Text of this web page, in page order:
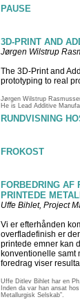
PAUSE
3D-PRINT AND
Jørgen Wilstrup
The 3D-Print and
prototyping to real
Jørgen Wilstrup
He is Lead Additive
RUNDVISNING
FROKOST
FORBEDRING AF
PRINTEDE
Uffe Bihlet, Project
Vi er efterhånden
overfladefinish er
printede emner kan
konventionelle samt
foredrag viser
Uffe Ditlev Bihlet har en
Inden da var han ansat
Metallurgisk Selskab”.